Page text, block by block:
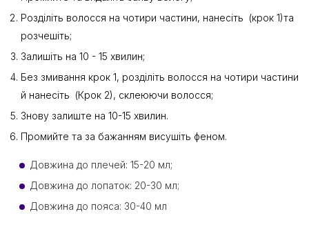
Розділіть волосся на чотири частини, нанесіть (крок 1)та
розчешіть;
Залишіть на 10 - 15 хвилин;
Без змивання крок 1, розділіть волосся на чотири частини
й нанесіть (Крок 2), склеюючи волосся;
Знову залиште на 10-15 хвилин.
Промийте та за бажанням висушіть феном.
Довжина до плечей: 15-20 мл;
Довжина до лопаток: 20-30 мл;
Довжина до пояса: 30-40 мл